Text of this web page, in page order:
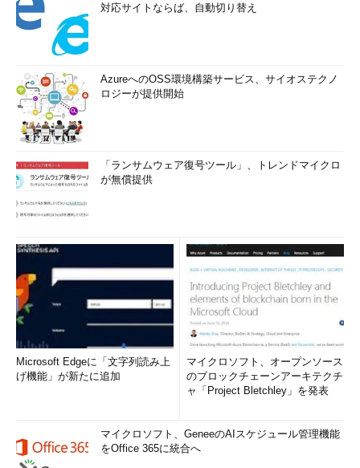
対応サイトならば、自動切り替え
AzureへのOSS環境構築サービス、サイオステクノ
ロジーが提供開始
「ランサムウェア復号ツール」、トレンドマイクロ
が無償提供
Microsoft Edgeに「文字列読み上
げ機能」が新たに追加
マイクロソフト、オープンソース
のブロックチェーンアーキテクチ
ャ「Project Bletchley」を発表
マイクロソフト、GeneeのAIスケジュール管理機能
をOffice 365に統合へ